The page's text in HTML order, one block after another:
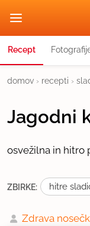
Recept
domov › recepti ›
Jagodni
osvežilna in hitro
ZBIRKE: hitre
Zdrava